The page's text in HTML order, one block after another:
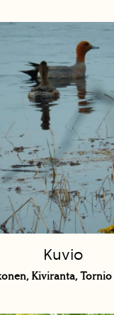
Kuvio
Kiviranta, Tornio